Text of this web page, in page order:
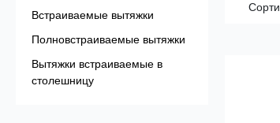
Встраиваемые вытяжки
Полновстраиваемые вытяжки
Вытяжки встраиваемые в
столешницу